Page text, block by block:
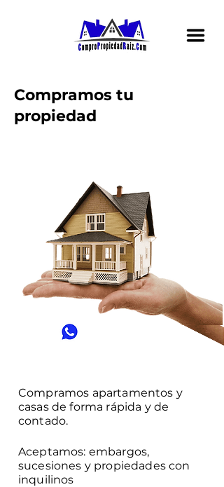
Compramos tu
propiedad
Compramos apartamentos y
casas de forma rápida y de
contado.
Aceptamos: embargos,
sucesiones y propiedades con
inquilinos